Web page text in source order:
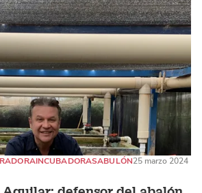
INCUBADORASABULÓN25 marzo 2024